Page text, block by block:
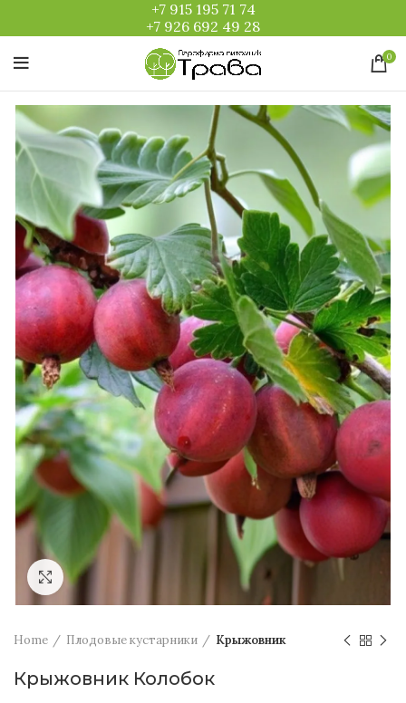
+7 915 195 71 74
+7 926 692 49 28
0
Увеличить
Home Плодовые кустарники Крыжовник
Крыжовник Колобок